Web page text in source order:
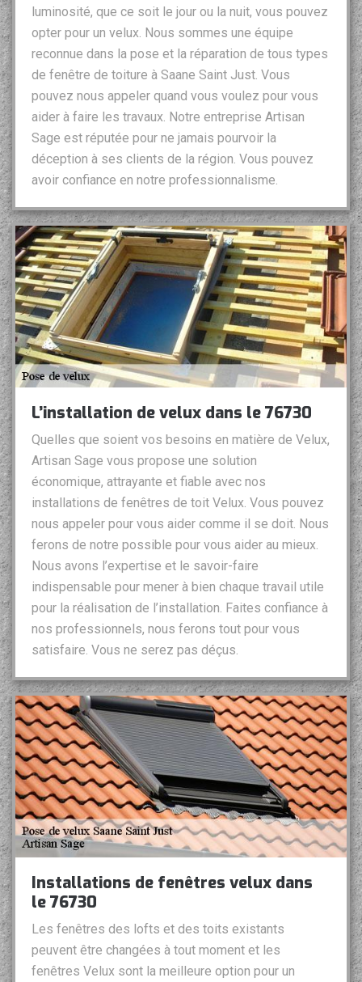
luminosité, que ce soit le jour ou la nuit, vous pouvez
opter pour un velux. Nous sommes une équipe
reconnue dans la pose et la réparation de tous types
de fenêtre de toiture à Saane Saint Just. Vous
pouvez nous appeler quand vous voulez pour vous
aider à faire les travaux. Notre entreprise Artisan
Sage est réputée pour ne jamais pourvoir la
déception à ses clients de la région. Vous pouvez
avoir confiance en notre professionnalisme.
L’installation de velux dans le 76730
Quelles que soient vos besoins en matière de Velux,
Artisan Sage vous propose une solution
économique, attrayante et fiable avec nos
installations de fenêtres de toit Velux. Vous pouvez
nous appeler pour vous aider comme il se doit. Nous
ferons de notre possible pour vous aider au mieux.
Nous avons l’expertise et le savoir-faire
indispensable pour mener à bien chaque travail utile
pour la réalisation de l’installation. Faites confiance à
nos professionnels, nous ferons tout pour vous
satisfaire. Vous ne serez pas déçus.
Installations de fenêtres velux dans
le 76730
Les fenêtres des lofts et des toits existants
peuvent être changées à tout moment et les
fenêtres Velux sont la meilleure option pour un